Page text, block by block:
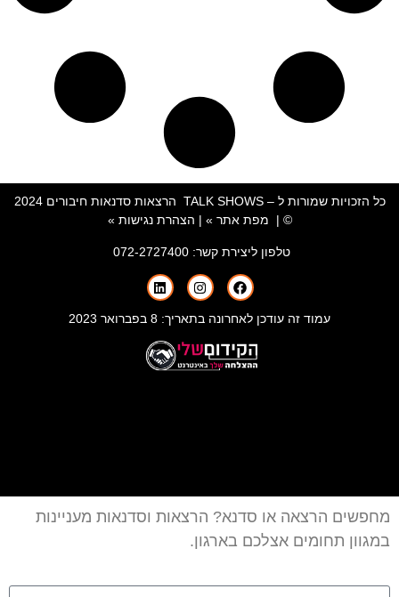
כל הזכויות שמורות ל – TALK SHOWS הרצאות סדנאות חיבורים 2024
© | מפת אתר » | הצהרת נגישות »
טלפון ליצירת קשר:072-2727400
עמוד זה עודכן לאחרונה בתאריך: 8 בפברואר 2023
מחפשים הרצאה או סדנא? הרצאות וסדנאות מעניינות
במגוון תחומים אצלכם בארגון.